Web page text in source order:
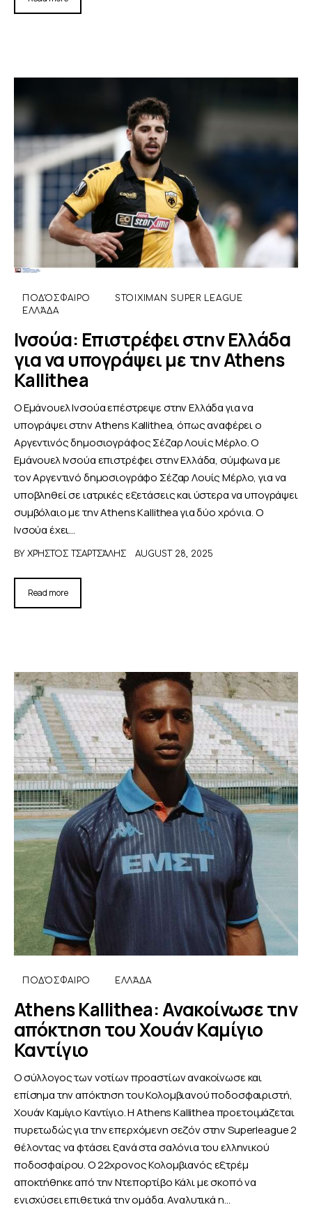
ΠΟΔΌΣΦΑΙΡΟ
STOIXIMAN SUPER LEAGUE
ΕΛΛΆΔΑ
Ινσούα: Επιστρέφει στην Ελλάδα
για να υπογράψει με την Athens
Kallithea
Ο Εμάνουελ Ινσούα επέστρεψε στην Ελλάδα για να
υπογράψει στην Athens Kallithea, όπως αναφέρει ο
Αργεντινός δημοσιογράφος Σέζαρ Λουίς Μέρλο. Ο
Εμάνουελ Ινσούα επιστρέφει στην Ελλάδα, σύμφωνα με
τον Αργεντινό δημοσιογράφο Σέζαρ Λουίς Μέρλο, για να
υποβληθεί σε ιατρικές εξετάσεις και ύστερα να υπογράψει
συμβόλαιο με την Athens Kallithea για δύο χρόνια. Ο
Ινσούα έχει…
BY ΧΡΉΣΤΟΣ ΤΣΑΡΤΣΆΛΗΣ AUGUST 28, 2025
Read more
ΠΟΔΌΣΦΑΙΡΟ ΕΛΛΆΔΑ
Athens Kallithea: Ανακοίνωσε την
απόκτηση του Χουάν Καμίγιο
Καντίγιο
Ο σύλλογος των νοτίων προαστίων ανακοίνωσε και
επίσημα την απόκτηση του Κολομβιανού ποδοσφαιριστή,
Χουάν Καμίγιο Καντίγιο. Η Athens Kallithea προετοιμάζεται
πυρετωδώς για την επερχόμενη σεζόν στην Superleague 2
θέλοντας να φτάσει ξανά στα σαλόνια του ελληνικού
ποδοσφαίρου. Ο 22χρονος Κολομβιανός εξτρέμ
αποκτήθηκε από την Ντεπορτίβο Κάλι με σκοπό να
ενισχύσει επιθετικά την ομάδα. Αναλυτικά η…